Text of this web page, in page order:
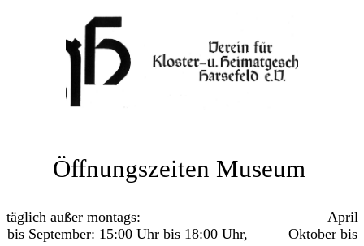
Öffnungszeiten Museum
täglich außer montags: April
bis September: 15:00 Uhr bis 18:00 Uhr, Oktober bis